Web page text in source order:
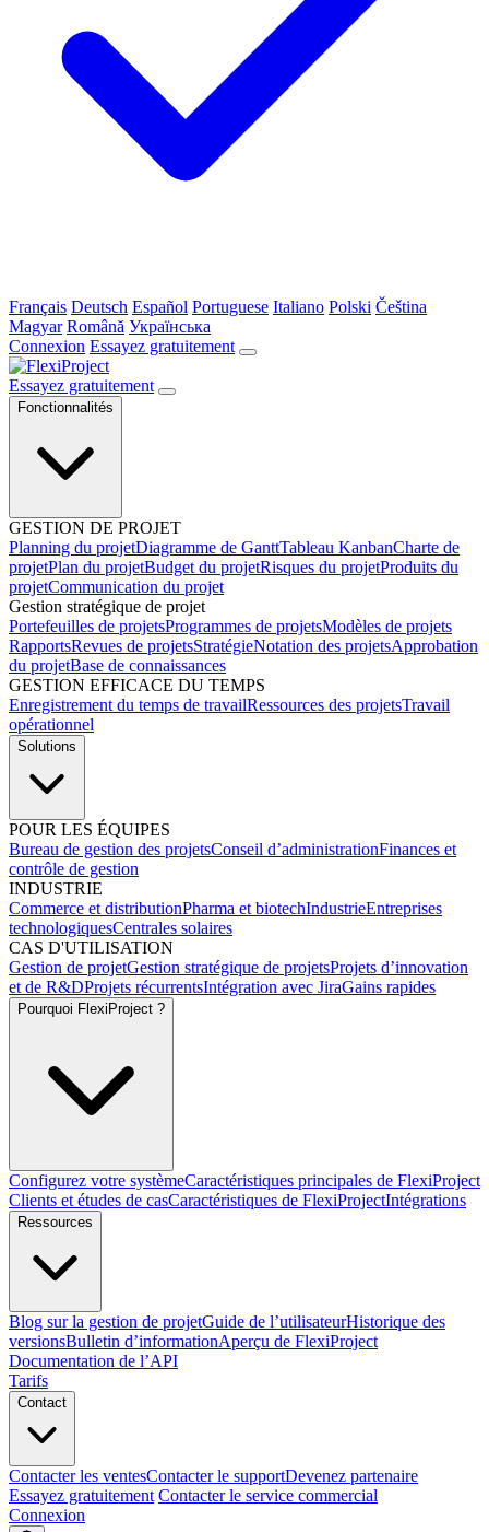
Français Deutsch Español Portuguese Italiano Polski Čeština
Magyar Română Українська
Connexion Essayez gratuitement
Essayez gratuitement
Fonctionnalités
GESTION DE PROJET
Planning du projetDiagramme de GanttTableau KanbanCharte de
projetPlan du projetBudget du projetRisques du projetProduits du
projetCommunication du projet
Gestion stratégique de projet
Portefeuilles de projetsProgrammes de projetsModèles de projets
RapportsRevues de projetsStratégieNotation des projetsApprobation
du projetBase de connaissances
GESTION EFFICACE DU TEMPS
Enregistrement du temps de travailRessources des projetsTravail
opérationnel
Solutions
POUR LES ÉQUIPES
Bureau de gestion des projetsConseil d’administrationFinances et
contrôle de gestion
INDUSTRIE
Commerce et distributionPharma et biotechIndustrieEntreprises
technologiquesCentrales solaires
CAS D'UTILISATION
Gestion de projetGestion stratégique de projetsProjets d’innovation
et de R&DProjets récurrentsIntégration avec JiraGains rapides
Pourquoi FlexiProject ?
Configurez votre systèmeCaractéristiques principales de FlexiProject
Clients et études de casCaractéristiques de FlexiProjectIntégrations
Ressources
Blog sur la gestion de projetGuide de l’utilisateurHistorique des
versionsBulletin d’informationAperçu de FlexiProject
Documentation de l’API
Tarifs
Contact
Contacter les ventesContacter le supportDevenez partenaire
Essayez gratuitement Contacter le service commercial
Connexion